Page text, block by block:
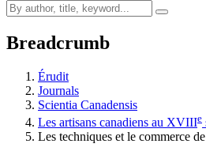
Breadcrumb
Érudit
Journals
Scientia Canadensis
Les artisans canadiens au XVIIIe
Les techniques et le commerce